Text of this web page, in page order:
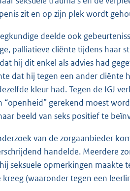
zit en op zijn plek wordt
deelde ook
palliatieve cliënte tijdens haar
hij dit enkel als advies had
dat hij tegen een ander cliënte
kleur had. Tegen de IGJ
“openheid” gerekend moest
beeld van seks positief te
van de zorgaanbieder
handelde. Meerdere
seksuele opmerkingen maakte
kreeg (waaronder tegen een